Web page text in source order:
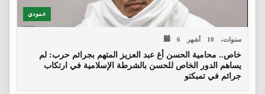
عمودي
6 سنوات، 10 أشهر
خاص.. محامية الحسن أغ عبد العزيز المتهم بجرائم حرب: لم
يساهم الدور الخاص للحسن بالشرطة الإسلامية في ارتكاب
جرائم في تمبكتو